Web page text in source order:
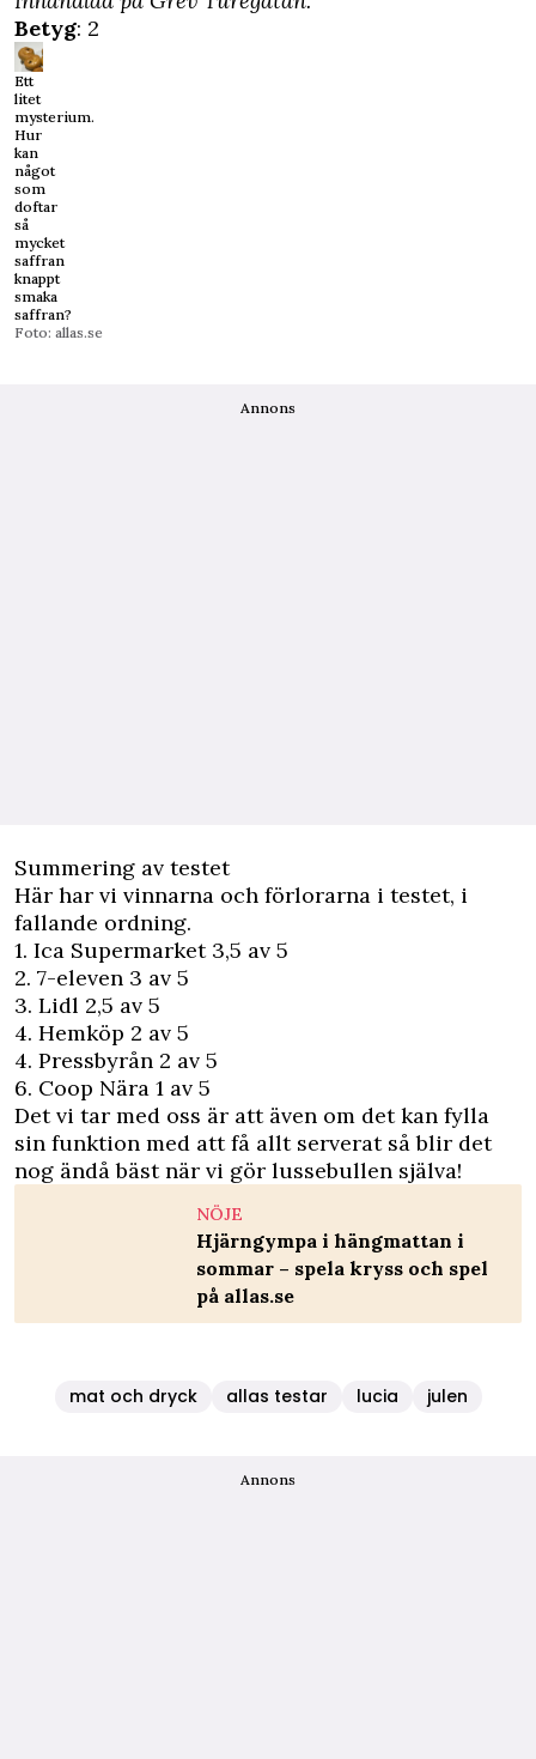
Betyg: 2
Ett
litet
mysterium.
Hur
kan
något
som
doftar
så
mycket
saffran
knappt
smaka
saffran?
Foto: allas.se
Annons
Summering av testet
Här har vi vinnarna och förlorarna i testet, i
fallande ordning.
1. Ica Supermarket 3,5 av 5
2. 7-eleven 3 av 5
3. Lidl 2,5 av 5
4. Hemköp 2 av 5
4. Pressbyrån 2 av 5
6. Coop Nära 1 av 5
Det vi tar med oss är att även om det kan fylla
sin funktion med att få allt serverat så blir det
nog ändå bäst när vi gör lussebullen själva!
NÖJE
Hjärngympa i hängmattan i
sommar – spela kryss och spel
på allas.se
mat och dryck allas testar lucia julen
Annons